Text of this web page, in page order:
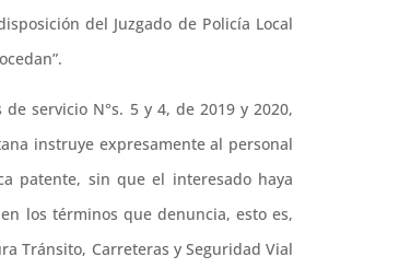
del Juzgado de Policía Local
servicio N°s. 5 y 4, de 2019 y 2020,
instruye expresamente al personal
patente, sin que el interesado haya
los términos que denuncia, esto es,
Tránsito, Carreteras y Seguridad Vial